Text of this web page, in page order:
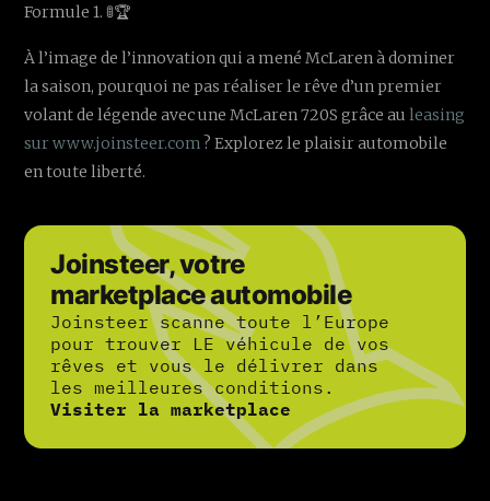
Formule 1. 🚦🏆
À l’image de l’innovation qui a mené McLaren à dominer
la saison, pourquoi ne pas réaliser le rêve d’un premier
volant de légende avec une McLaren 720S grâce auleasing
sur www.joinsteer.com ? Explorez le plaisir automobile
en toute liberté.
Joinsteer, votre
marketplace automobile
Joinsteer scanne toute l’Europe
pour trouver LE véhicule de vos
rêves et vous le délivrer dans
les meilleures conditions.
Visiter la marketplace